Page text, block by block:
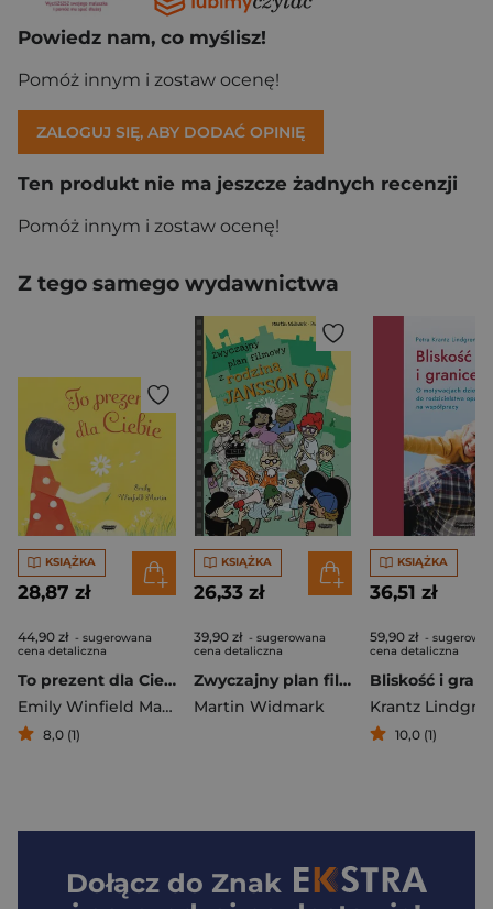
Powiedz nam, co myślisz!
Pomóż innym i zostaw ocenę!
ZALOGUJ SIĘ, ABY DODAĆ OPINIĘ
Ten produkt nie ma jeszcze żadnych recenzji
Pomóż innym i zostaw ocenę!
Z tego samego wydawnictwa
KSIĄŻKA
28,87 zł
44,90 zł - sugerowana
cena detaliczna
To prezent dla Ciebie
Emily Winfield Martin
8,0 (1)
KSIĄŻKA
26,33 zł
39,90 zł - sugerowana
cena detaliczna
Zwyczajny plan filmowy z rodziną Janssonów
Martin Widmark
KSIĄŻKA
36,51 zł
59,90 zł -
cena detaliczna
10,0 (1)
Dołącz do Znak